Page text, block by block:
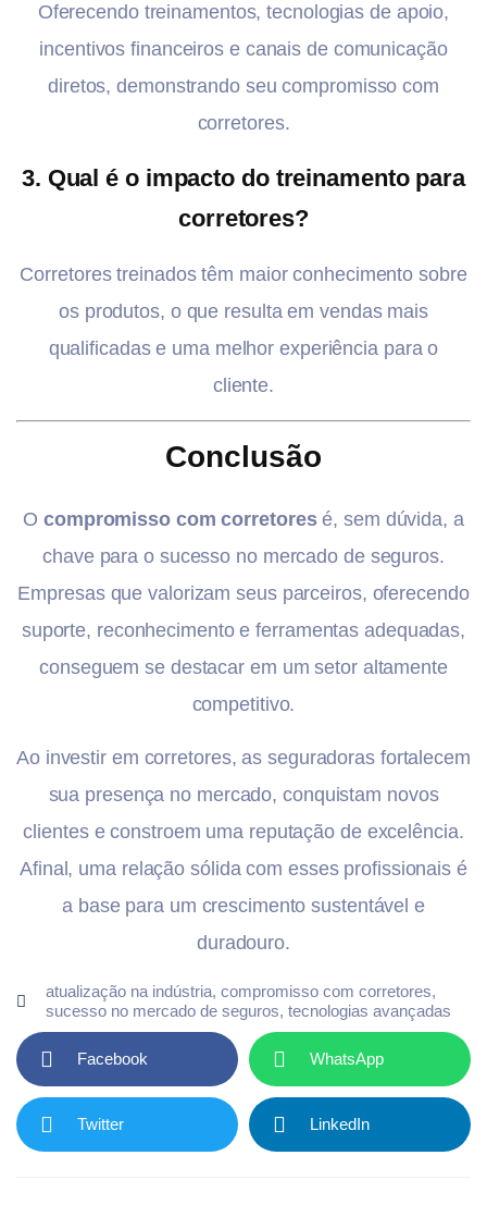
Oferecendo treinamentos, tecnologias de apoio,
incentivos financeiros e canais de comunicação
diretos, demonstrando seu compromisso com
corretores.
3. Qual é o impacto do treinamento para
corretores?
Corretores treinados têm maior conhecimento sobre
os produtos, o que resulta em vendas mais
qualificadas e uma melhor experiência para o
cliente.
Conclusão
Ocompromisso com corretoresé, sem dúvida, a
chave para o sucesso no mercado de seguros.
Empresas que valorizam seus parceiros, oferecendo
suporte, reconhecimento e ferramentas adequadas,
conseguem se destacar em um setor altamente
competitivo.
Ao investir em corretores, as seguradoras fortalecem
sua presença no mercado, conquistam novos
clientes e constroem uma reputação de excelência.
Afinal, uma relação sólida com esses profissionais é
a base para um crescimento sustentável e
duradouro.
atualização na indústria, compromisso com corretores,
sucesso no mercado de seguros, tecnologias avançadas
Facebook WhatsApp
Twitter LinkedIn